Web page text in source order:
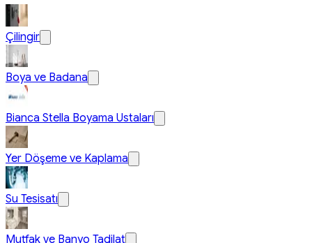
Çilingir
Boya ve Badana
Bianca Stella Boyama Ustaları
Yer Döşeme ve Kaplama
Su Tesisatı
Mutfak ve Banyo Tadilat